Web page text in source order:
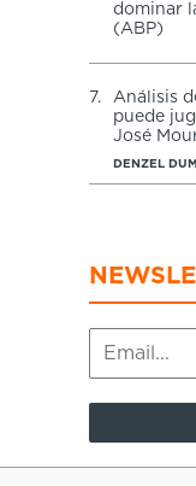
dominar
(ABP)
7.
Análisis
puede
José
DENZEL